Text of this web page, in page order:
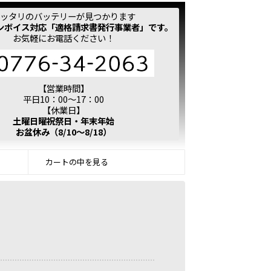
タリのバッテリーが見つかります
イス対応「適格請求書発行事業者」です。
お気軽にお電話ください！
【営業時間】
平日10：00～17：00
【休業日】
土曜日曜祝祭日・年末年始
お盆休み（8/10～8/18）
カートの中を見る